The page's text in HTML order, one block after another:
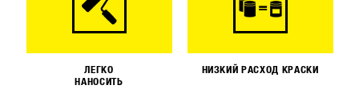
ЛЕГКО
НАНОСИТЬ
НИЗКИЙ РАСХОД КРАСКИ